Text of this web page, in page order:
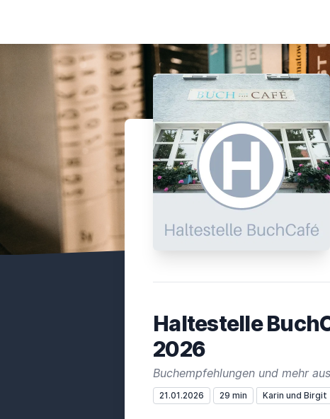
Haltestelle
2026
Buchempfehlungen und mehr
21.01.2026 29 min Karin und Birgit